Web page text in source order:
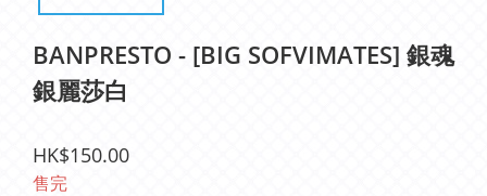
BANPRESTO - [BIG SOFVIMATES] 銀魂
銀麗莎白
HK$150.00
售完